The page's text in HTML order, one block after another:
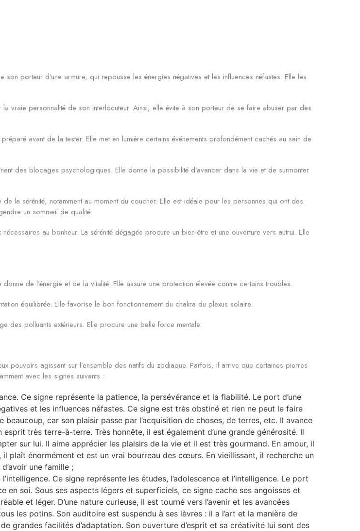
porteur d’une armure, qui repousse les énergies négatives et les influences néfastes. Elle les
vraie personnalité de son interlocuteur. Ainsi, elle évite à son porteur de se faire abuser par des
avant de la tester. Elle met en lumière certains événements profondément cachés au sein de
des blocages psychologiques. Elle donne la possibilité d’avancer dans la vie et de surmonter
la sérénité, notamment au moment du coucher. Elle est idéale pour les personnes qui ont des
un sommeil de qualité.
au bonheur. La sérénité dégagée procure un bien-être et une ouverture vers autrui. Elle
de l’énergie et de la vitalité. Elle assure une protection élevée contre certains troubles.
équilibrée. Elle favorise le bon fonctionnement du chakra du plexus solaire.
des polluants extérieurs. Elle procure une belle force mentale.
pouvoirs agissant sur l’ensemble des natifs du zodiaque. Parfois, il arrive que certaines pierres
avec les signes suivants :
Ce signe représente la patience, la persévérance et la fiabilité. Le port d’une
et les influences néfastes. Ce signe est très obstiné et rien ne peut le faire
car son plaisir passe par l’acquisition de choses, de terres, etc. Il avance
très terre-à-terre. Très honnête, il est également d’une grande générosité. Il
sur lui. Il aime apprécier les plaisirs de la vie et il est très gourmand. En amour, il
plaît énormément et est un vrai bourreau des cœurs. En vieillissant, il recherche un
une famille ;
Ce signe représente les études, l’adolescence et l’intelligence. Le port
en soi. Sous ses aspects légers et superficiels, ce signe cache ses angoisses et
et léger. D’une nature curieuse, il est tourné vers l’avenir et les avancées
les potins. Son auditoire est suspendu à ses lèvres : il a l’art et la manière de
grandes facilités d’adaptation. Son ouverture d’esprit et sa créativité lui sont des